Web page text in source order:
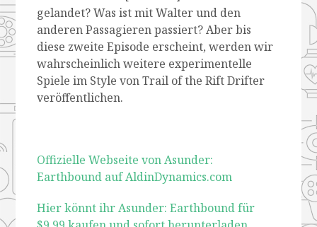
gelandet? Was ist mit Walter und den
anderen Passagieren passiert? Aber bis
diese zweite Episode erscheint, werden wir
wahrscheinlich weitere experimentelle
Spiele im Style von Trail of the Rift Drifter
veröffentlichen.
Offizielle Webseite von Asunder:
Earthbound auf AldinDynamics.com
Hier könnt ihr Asunder: Earthbound für